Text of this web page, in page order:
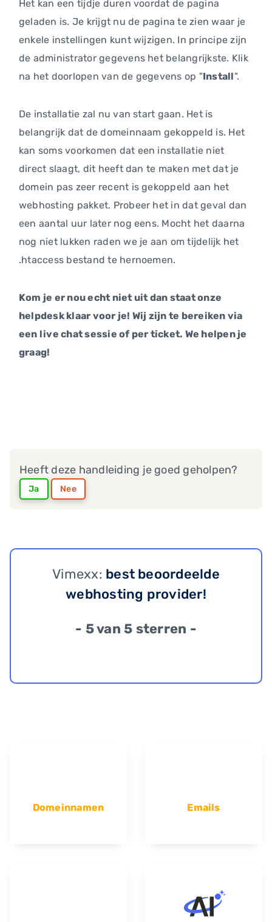
Het kan een tijdje duren voordat de pagina
geladen is. Je krijgt nu de pagina te zien waar je
enkele instellingen kunt wijzigen. In principe zijn
de administrator gegevens het belangrijkste. Klik
na het doorlopen van de gegevens op "Install".
De installatie zal nu van start gaan. Het is
belangrijk dat de domeinnaam gekoppeld is. Het
kan soms voorkomen dat een installatie niet
direct slaagt, dit heeft dan te maken met dat je
domein pas zeer recent is gekoppeld aan het
webhosting pakket. Probeer het in dat geval dan
een aantal uur later nog eens. Mocht het daarna
nog niet lukken raden we je aan om tijdelijk het
.htaccess bestand te hernoemen.
Kom je er nou echt niet uit dan staat onze
helpdesk klaar voor je! Wij zijn te bereiken via
een live chat sessie of per ticket. We helpen je
graag!
Heeft deze handleiding je goed geholpen?
Ja Nee
Vimexx: best beoordeelde
webhosting provider!
- 5 van 5 sterren -
Domeinnamen Emails